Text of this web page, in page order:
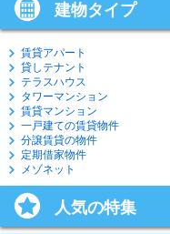
建物タイプ
賃貸アパート
貸しテナント
テラスハウス
タワーマンション
賃貸マンション
一戸建ての賃貸物件
分譲賃貸の物件
定期借家物件
メゾネット
人気の特集